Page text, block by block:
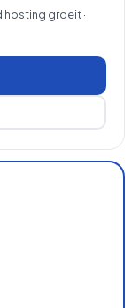
hosting groeit ·